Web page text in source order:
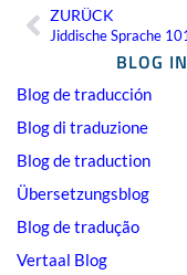
BLOG
Blog de traducción
Blog di traduzione
Blog de traduction
Übersetzungsblog
Blog de tradução
Vertaal Blog
Zurück
ZURÜCK
Jiddische Sprache